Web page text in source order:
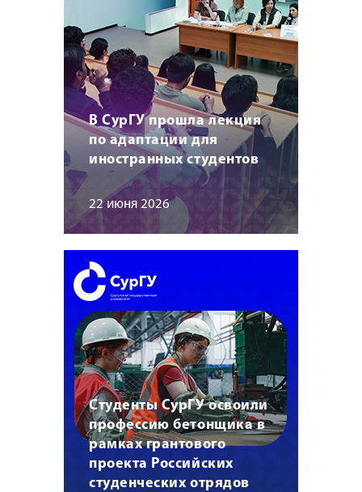
В СурГУ прошла лекция
по адаптации для
иностранных студентов
22 июня 2026
Студенты СурГУ освоили
профессию бетонщика в
рамках грантового
проекта Российских
студенческих отрядов